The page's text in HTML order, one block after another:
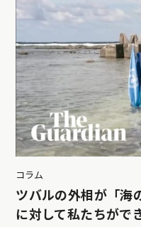
コラム
ツバルの外相が「海
に対して私たちがで